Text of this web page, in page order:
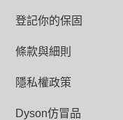
登記你的保固
條款與細則
隱私權政策
Dyson仿冒品